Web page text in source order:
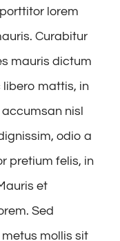
lorem
Curabitur
mauris dictum
libero mattis, in
nisl
odio a
pretium felis, in
et
Sed
mollis sit